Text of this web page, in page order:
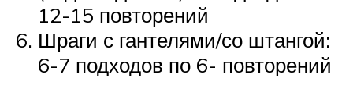
12-15 повторений
Шраги с гантелями/со штангой:
6-7 подходов по 6- повторений